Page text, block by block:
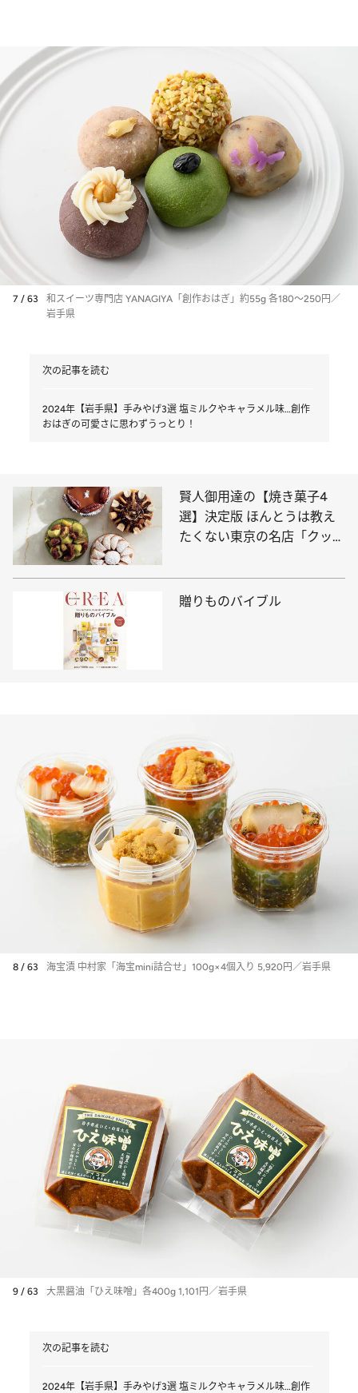
7 / 63
和スイーツ専門店 YANAGIYA「創作おはぎ」約55g 各180～250円／
岩手県
次の記事を読む
2024年【岩手県】手みやげ3選 塩ミルクやキャラメル味…創作
おはぎの可愛さに思わずうっとり！
賢人御用達の【焼き菓子4
選】決定版 ほんとうは教え
たくない東京の名店「クッキ
贈りものバイブル
8 / 63 海宝漬 中村家「海宝mini詰合せ」100g×4個入り 5,920円／岩手県
9 / 63 大黒醤油「ひえ味噌」各400g 1,101円／岩手県
次の記事を読む
2024年【岩手県】手みやげ3選 塩ミルクやキャラメル味…創作